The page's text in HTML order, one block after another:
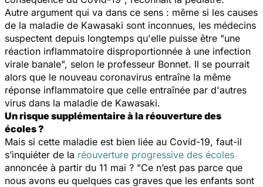
Autre argument qui va dans ce sens : même si les causes
de la maladie de Kawasaki sont inconnues, les médecins
suspectent depuis longtemps qu'elle puisse être "une
réaction inflammatoire disproportionnée à une infection
virale banale", selon le professeur Bonnet. Il se pourrait
alors que le nouveau coronavirus entraîne la même
réponse inflammatoire que celle entraînée par d'autres
virus dans la maladie de Kawasaki.
Un risque supplémentaire à la réouverture des
écoles ?
Mais si cette maladie est bien liée au Covid-19, faut-il
s’inquiéter de la réouverture progressive des écoles
annoncée à partir du 11 mai ? "Ce n’est pas parce que
nous avons eu quelques cas graves que les enfants sont